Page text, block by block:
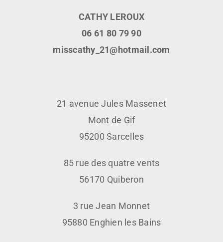
CATHY LEROUX
06 61 80 79 90
misscathy_21@hotmail.com
21 avenue Jules Massenet
Mont de Gif
95200 Sarcelles
85 rue des quatre vents
56170 Quiberon
3 rue Jean Monnet
95880 Enghien les Bains